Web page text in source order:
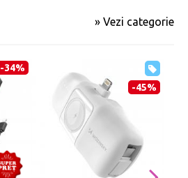
» Vezi categorie
-34%
-45%